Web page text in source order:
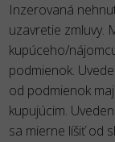
Inzerovaná
uzavretie zmluvy.
kupúceho/
podmienok.
od podmienok
kupujúcim.
sa mierne líšiť od